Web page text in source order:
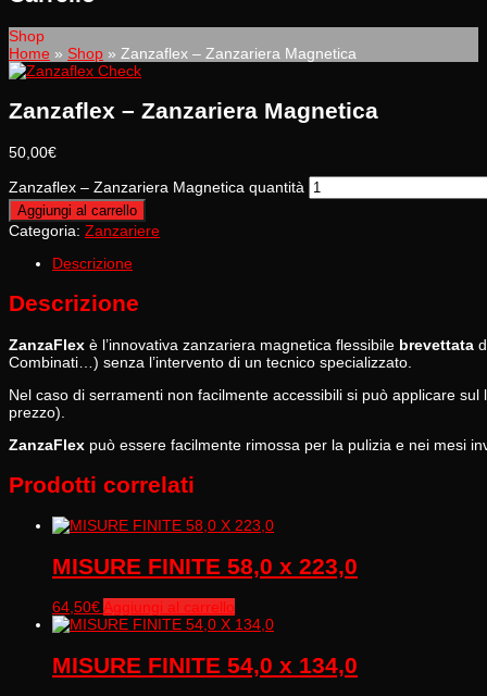
Shop
Home » Shop » Zanzaflex – Zanzariera Magnetica
Zanzaflex – Zanzariera Magnetica
50,00€
Zanzaflex – Zanzariera Magnetica quantità
Aggiungi al carrello
Categoria: Zanzariere
Descrizione
Descrizione
ZanzaFlex è l’innovativa zanzariera magnetica flessibile brevettata
Combinati…) senza l’intervento di un tecnico specializzato.
Nel caso di serramenti non facilmente accessibili si può applicare
prezzo).
ZanzaFlex può essere facilmente rimossa per la pulizia e nei mesi
Prodotti correlati
MISURE FINITE 58,0 x 223,0
64,50€Aggiungi al carrello
MISURE FINITE 54,0 x 134,0